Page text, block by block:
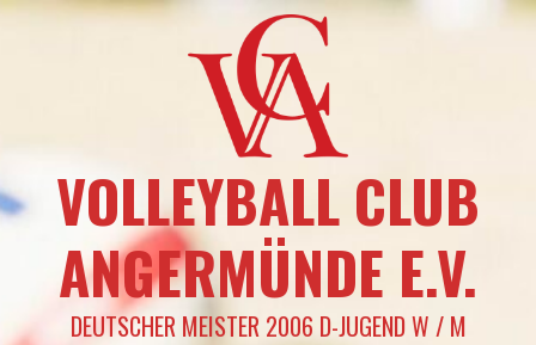
Springe
VOLLEYBALL CLUB
ANGERMÜNDE E.V.
DEUTSCHER MEISTER 2006 D-JUGEND W / M